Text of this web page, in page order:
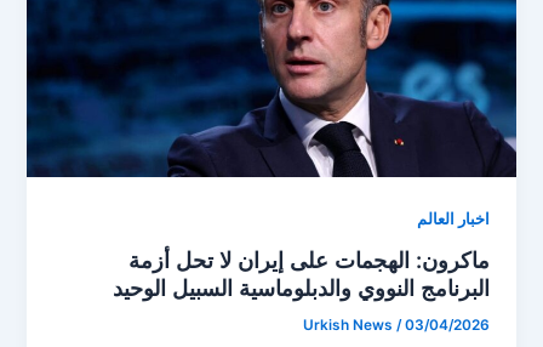
اخبار العالم
ماكرون: الهجمات على إيران لا تحل أزمة
البرنامج النووي والدبلوماسية السبيل الوحيد
Urkish News /03/04/2026